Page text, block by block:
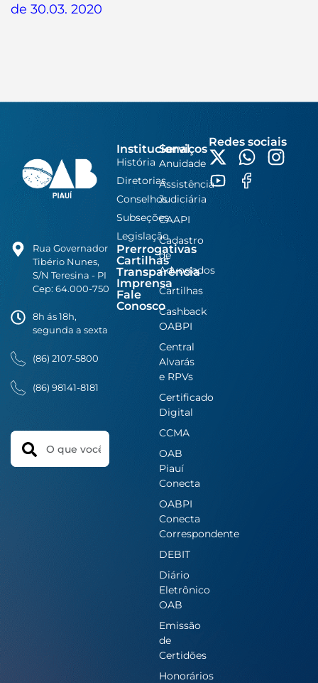
de 30.03. 2020
Rua Governador
Tibério Nunes,
S/N Teresina - PI
Cep: 64.000-750
8h ás 18h,
segunda a sexta
(86) 2107-5800
(86) 98141-8181
Search
Institucional
História
Diretorias
Conselhos
Subseções
Legislação
Prerrogativas
Cartilhas
Transparência
Imprensa
Fale
Conosco
Serviços
Anuidade
Assistência
Judiciária
CAAPI
Cadastro
de
Advogados
Cartilhas
Cashback
OABPI
Central
Alvarás
e RPVs
Certificado
Digital
CCMA
OAB
Piauí
Conecta
OABPI
Conecta
Correspondente
DEBIT
Diário
Eletrônico
OAB
Emissão
de
Certidões
Honorários
Redes sociais